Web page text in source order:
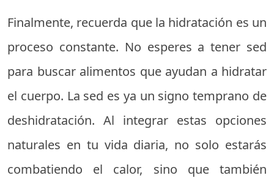
Finalmente, recuerda que la hidratación es un
proceso constante. No esperes a tener sed
para buscar alimentos que ayudan a hidratar
el cuerpo. La sed es ya un signo temprano de
deshidratación. Al integrar estas opciones
naturales en tu vida diaria, no solo estarás
combatiendo el calor, sino que también